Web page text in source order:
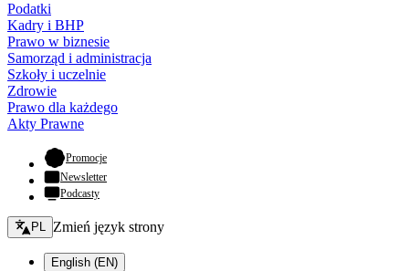
Podatki
Kadry i BHP
Prawo w biznesie
Samorząd i administracja
Szkoły i uczelnie
Zdrowie
Prawo dla każdego
Akty Prawne
Promocje- otwiera się w nowej karcie
Newsletter
Podcasty
Zmień język - bieżący:
PL Zmień język strony
English (EN)